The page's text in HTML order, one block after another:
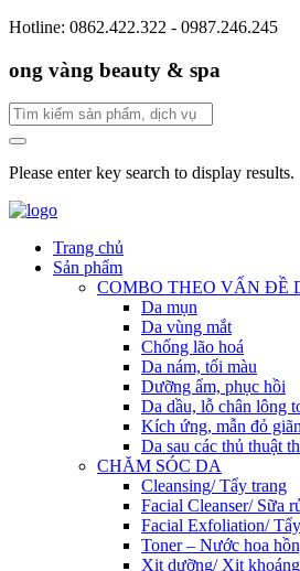
Hotline: 0862.422.322 - 0987.246.245
ong vàng beauty & spa
Please enter key search to display results.
Trang chủ
Sản phẩm
COMBO THEO VẤN ĐỀ
Da mụn
Da vùng mắt
Chống lão hoá
Da nám, tối màu
Dưỡng ẩm, phục hồi
Da dầu, lỗ chân lông
Kích ứng, mẫn đỏ
Da sau các thủ thuật
CHĂM SÓC DA
Cleansing/ Tẩy trang
Facial Cleanser/ Sữa
Facial Exfoliation/
Toner – Nước hoa
Xịt dưỡng/ Xịt khoáng